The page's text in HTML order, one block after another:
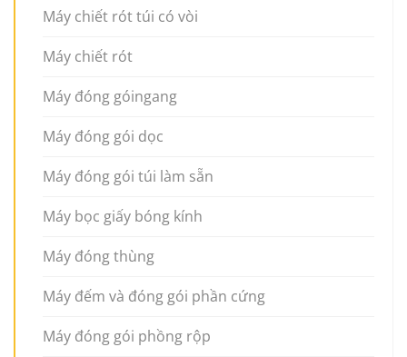
Máy chiết rót túi có vòi
Máy chiết rót
Máy đóng góingang
Máy đóng gói dọc
Máy đóng gói túi làm sẵn
Máy bọc giấy bóng kính
Máy đóng thùng
Máy đếm và đóng gói phần cứng
Máy đóng gói phồng rộp